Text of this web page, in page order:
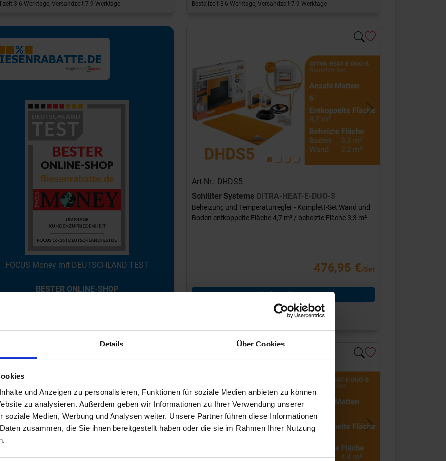
Details Über Cookies
und Anzeigen zu personalisieren, Funktionen für soziale Medien anbieten zu können
zu analysieren. Außerdem geben wir Informationen zu Ihrer Verwendung unserer
soziale Medien, Werbung und Analysen weiter. Unsere Partner führen diese Informationen
zusammen, die Sie ihnen bereitgestellt haben oder die sie im Rahmen Ihrer Nutzung
3-6 Werktage, Versandzeit 7-9 Werktage Bestellzeit 3-6 Werktage, Versandzeit 7-9 Werktage
FOCUS Money mit DEUTSCHLAND TEST
BESTER ONLINE-SHOP
Previous Next
Art-Nr.: DHDS5
Schlüter Systems DITRA-HEAT-E-DUO-S
Beheizung und Temperaturregler - Komplett-Set Wand und
Boden entkoppelte Fläche 4,7 m² / beheizte Fläche 3,3 m²
476,95 €/Set
hinzufügen
Bestellzeit 3-6 Werktage, Versandzeit 7-9 Werktage
Next Previous Next